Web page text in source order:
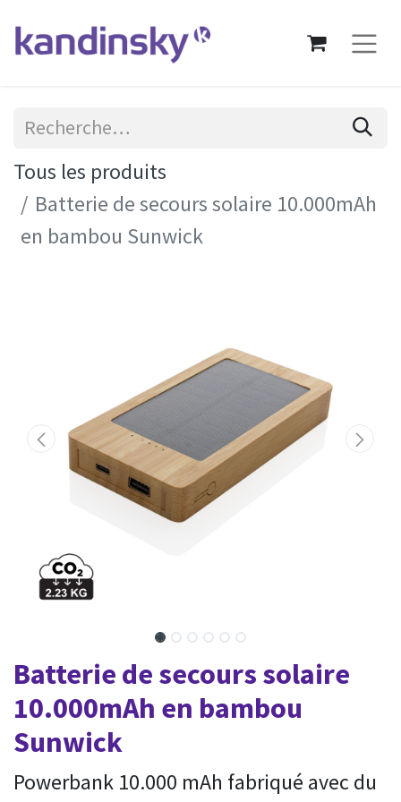
Tous les produits
Batterie de secours solaire 10.000mAh
en bambou Sunwick
Batterie de secours solaire
10.000mAh en bambou
Sunwick
Powerbank 10.000 mAh fabriqué avec du